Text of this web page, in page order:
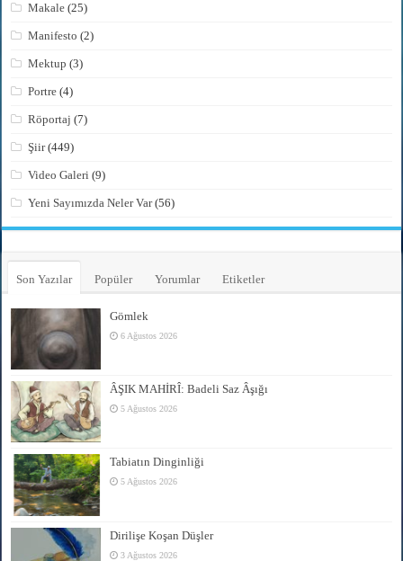
Makale (25)
Manifesto (2)
Mektup (3)
Portre (4)
Röportaj (7)
Şiir(449)
Video Galeri (9)
Yeni Sayımızda Neler Var(56)
Son Yazılar Popüler Yorumlar Etiketler
Gömlek
6 Ağustos 2026
ÂŞIK MAHİRÎ: Badeli Saz Âşığı
5 Ağustos 2026
Tabiatın Dinginliği
5 Ağustos 2026
Dirilişe Koşan Düşler
3 Ağustos 2026